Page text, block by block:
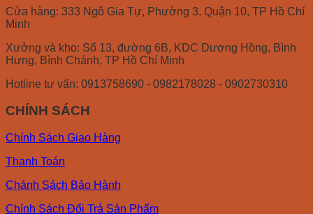
Cửa hàng: 333 Ngô Gia Tự, Phường 3, Quận 10, TP Hồ Chí
Minh
Xưởng và kho: Số 13, đường 6B, KDC Dương Hồng, Bình
Hưng, Bình Chánh, TP Hồ Chí Minh
Hotline tư vấn: 0913758690 - 0982178028 - 0902730310
CHÍNH SÁCH
Chính Sách Giao Hàng
Thanh Toán
Chánh Sách Bảo Hành
Chính Sách Đổi Trả Sản Phẩm